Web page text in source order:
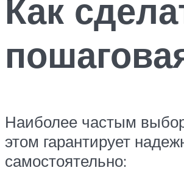
Как
Наиболее частым
этом гарантирует
самостоятельно: